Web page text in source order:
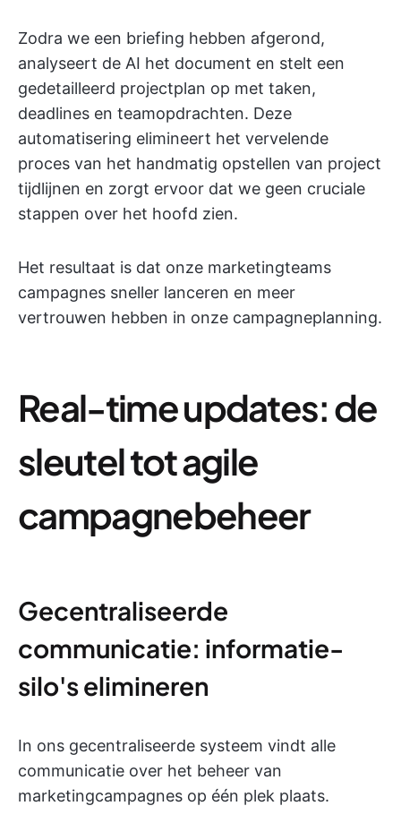
Zodra we een briefing hebben afgerond,
analyseert de AI het document en stelt een
gedetailleerd projectplan op met taken,
deadlines en teamopdrachten. Deze
automatisering elimineert het vervelende
proces van het handmatig opstellen van project
tijdlijnen en zorgt ervoor dat we geen cruciale
stappen over het hoofd zien.
Het resultaat is dat onze marketingteams
campagnes sneller lanceren en meer
vertrouwen hebben in onze campagneplanning.
Real-time updates: de
sleutel tot agile
campagnebeheer
Gecentraliseerde
communicatie: informatie-
silo's elimineren
In ons gecentraliseerde systeem vindt alle
communicatie over het beheer van
marketingcampagnes op één plek plaats.